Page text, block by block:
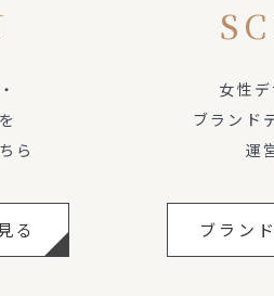
ら
る
女性
ブランド
運
ブラン